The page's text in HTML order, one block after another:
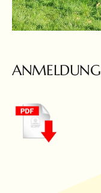
ANMELDUNG